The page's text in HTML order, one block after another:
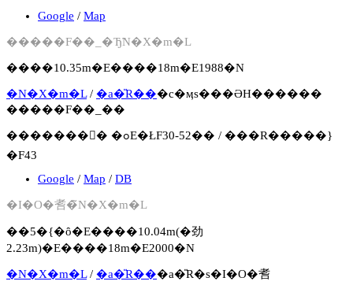
Google / Map
�����F��_�Ђ̃N�X�m�L
����10.35m�E����18m�E1988�N
�N�X�m�L/ �a�̎R���c�ӎs���ӘH������
�����F��_��
�������񍐏� �ߋE�ŁF30-52�� / ���R�����}
�F43
Google / Map / DB
�I�O�䎛�̃N�X�m�L
��5�{�ȏ�E����10.04m(�劲
2.23m)�E����18m�E2000�N
�N�X�m�L/ �a�̎R���a�̎R�s�I�O�䎛